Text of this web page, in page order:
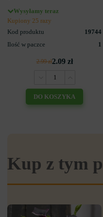
Wysyłamy teraz
Kupiony 25 razy
Kod produktu
19744
Ilość w paczce
1
2.99 zł2.09 zł
DO KOSZYKA
Kup z tym